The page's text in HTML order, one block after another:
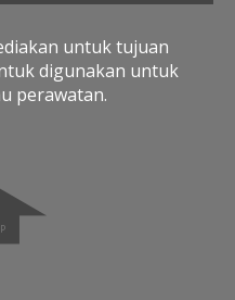
untuk tujuan
digunakan untuk
perawatan.